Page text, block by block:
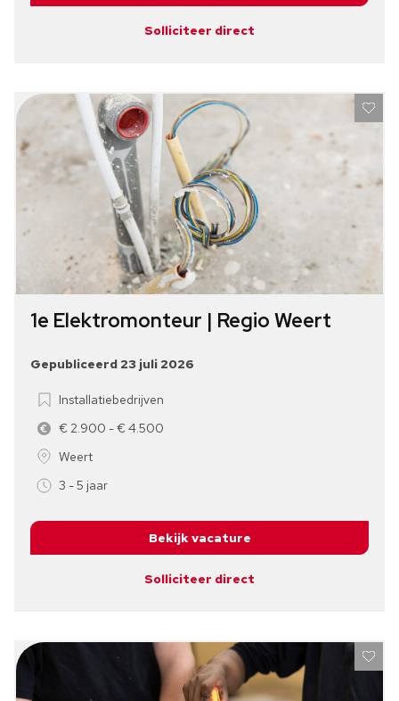
Solliciteer direct
1e Elektromonteur | Regio Weert
Gepubliceerd 23 juli 2026
Installatiebedrijven
€ 2.900 - € 4.500
Weert
3 - 5 jaar
Solliciteer direct
Bekijk vacature